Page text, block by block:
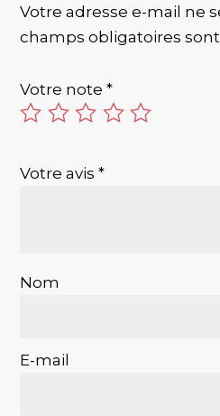
Votre adresse e-mail ne
champs obligatoires
Votre note*
Votre avis*
Nom
E-mail